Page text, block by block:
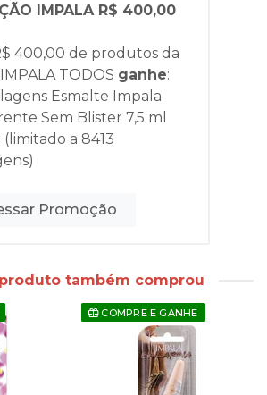
IMPALA R$ 400,00
400,00 de produtos da
IMPALA TODOS ganhe:
Esmalte Impala
Sem Blister 7,5 ml
a 8413
Promoção
também comprou
COMPRE E GANHE